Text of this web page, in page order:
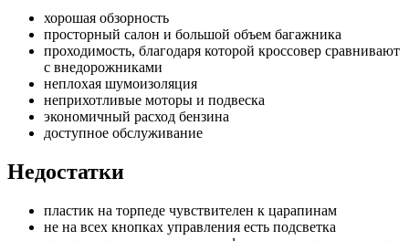
хорошая обзорность
просторный салон и большой объем багажника
проходимость, благодаря которой кроссовер сравнивают
с внедорожниками
неплохая шумоизоляция
неприхотливые моторы и подвеска
экономичный расход бензина
доступное обслуживание
Недостатки
пластик на торпеде чувствителен к царапинам
не на всех кнопках управления есть подсветка